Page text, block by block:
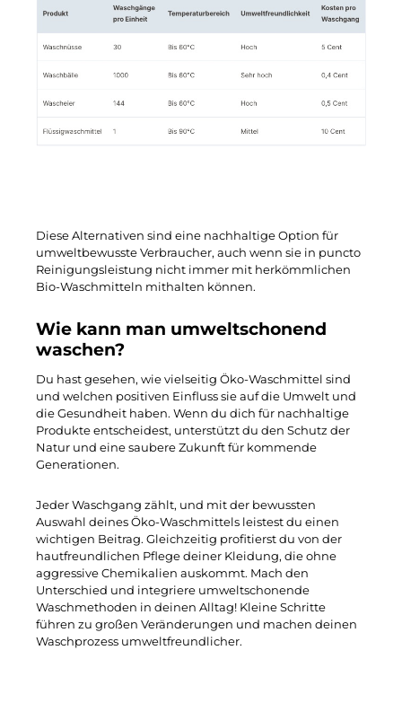
Diese Alternativen sind eine nachhaltige Option für
umweltbewusste Verbraucher, auch wenn sie in puncto
Reinigungsleistung nicht immer mit herkömmlichen
Bio-Waschmitteln mithalten können.
Wie kann man umweltschonend
waschen?
Du hast gesehen, wie vielseitig Öko-Waschmittel sind
und welchen positiven Einfluss sie auf die Umwelt und
die Gesundheit haben. Wenn du dich für nachhaltige
Produkte entscheidest, unterstützt du den Schutz der
Natur und eine saubere Zukunft für kommende
Generationen.
Jeder Waschgang zählt, und mit der bewussten
Auswahl deines Öko-Waschmittels leistest du einen
wichtigen Beitrag. Gleichzeitig profitierst du von der
hautfreundlichen Pflege deiner Kleidung, die ohne
aggressive Chemikalien auskommt. Mach den
Unterschied und integriere umweltschonende
Waschmethoden in deinen Alltag! Kleine Schritte
führen zu großen Veränderungen und machen deinen
Waschprozess umweltfreundlicher.